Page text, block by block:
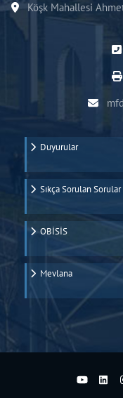
Köşk Mahallesi
Duyurular
Sıkça Sorulan Sorular
OBİSİS
Mevlana